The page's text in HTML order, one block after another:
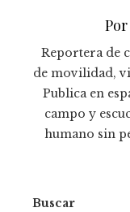
Reportera de
de movilidad,
Publica en
campo y
humano sin
Buscar